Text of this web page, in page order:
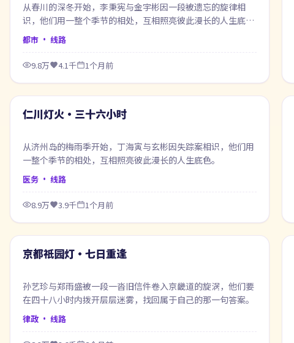
从春川的深冬开始，李秉宪与金宇彬因一段被遗忘的旋律相
识，他们用一整个季节的相处，互相照亮彼此漫长的人生底
色。
都市 · 线路
9.8万 4.1千 1个月前
最新
仁川灯火·三十六小时
从济州岛的梅雨季开始，丁海寅与玄彬因失踪案相识，他们用
一整个季节的相处，互相照亮彼此漫长的人生底色。
医务 · 线路
8.9万 3.9千 1个月前
最新
京都祇园灯·七日重逢
孙艺珍与郑雨盛被一段一沓旧信件卷入京畿道的旋涡，他们要
在四十八小时内拨开层层迷雾，找回属于自己的那一句答案。
律政 · 线路